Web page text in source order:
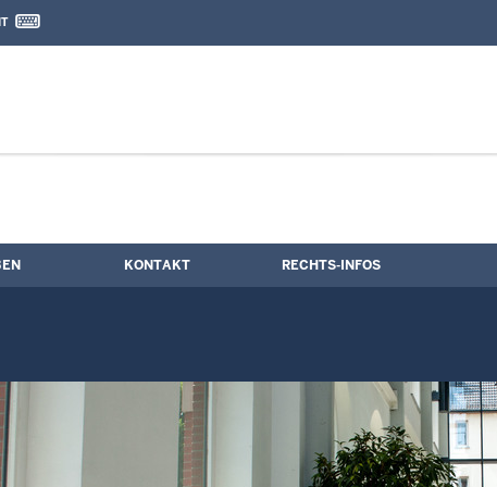
Kontaktformular
KONTAKT RECHTS-INFOS